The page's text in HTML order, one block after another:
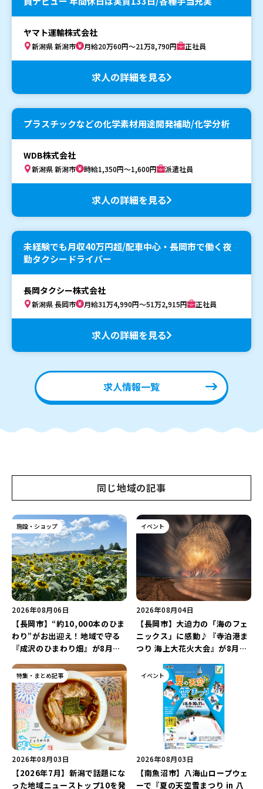
ヤマト運輸株式会社
新潟県 新潟市 月給20万60円～21万8,790円 正社員
求人の詳細を見る
プラスチックなどの化学素材用途開発補助/化学分析
WDB株式会社
新潟県 新潟市 時給1,350円～1,600円 派遣社員
求人の詳細を見る
未経験でも月収40万円超/配車中心・長岡市で働く夜
勤タクシードライバー
長岡タクシー株式会社
新潟県 長岡市 月給31万4,990円～51万2,915円 正社員
求人の詳細を見る
求人情報一覧
同じ地域の記事
施設・ショップ
2026年08月06日
【長岡市】“約10,000本のひま
わり”がお出迎え！地域で守る
『成沢のひまわり畑』が8月中
力を満喫しよう！
イベント
2026年08月04日
【長岡市】大迫力の「海のフェ
ニックス」に感動♪『寺泊港ま
つり 海上大花火大会』が8月7
5,000発の花火”を楽しもう♪
特集・まとめ記事
2026年08月03日
【2026年7月】新潟で話題にな
った地域ニューストップ10を発
イベント
2026年08月03日
【南魚沼市】八海山ロープウェ
ーで『夏の天空雪まつり in 八